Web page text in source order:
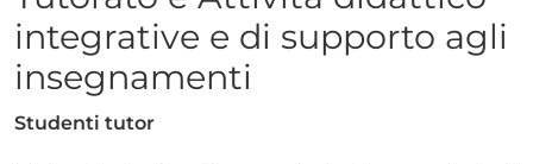
integrative e di supporto agli
insegnamenti
Studenti tutor